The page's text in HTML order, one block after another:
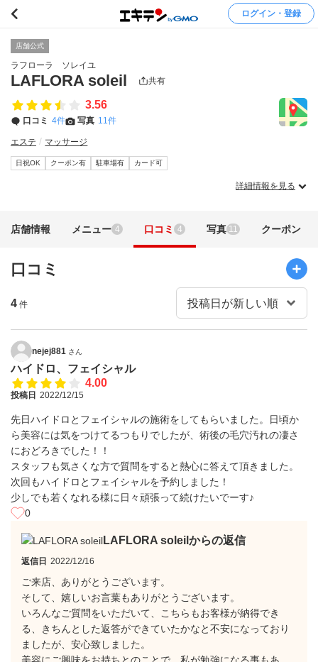
ログイン・登録
店舗公式
ラフローラ ソレイユ
LAFLORA soleil 共有
3.56
口コミ 4件 写真 11件
エステ マッサージ
日祝OK クーポン有 駐車場有 カード可
詳細情報を見る
店舗情報 メニュー 4 口コミ 4 写真 11 クーポン
口コミ
4 件
nejej881 さん
ハイドロ、フェイシャル
4.00
投稿日 2022/12/15
先日ハイドロとフェイシャルの施術をしてもらいました。日頃か
ら美容には気をつけてるつもりでしたが、術後の毛穴汚れの凄さ
におどろきでした！！
スタッフも気さくな方で質問をすると熱心に答えて頂きました。
次回もハイドロとフェイシャルを予約しました！
少しでも若くなれる様に日々頑張って続けたいでーす♪
0
LAFLORA soleilからの返信
返信日 2022/12/16
ご来店、ありがとうございます。
そして、嬉しいお言葉もありがとうございます。
いろんなご質問をいただいて、こちらもお客様が納得でき
る、きちんとした返答ができていたかなと不安になっており
ましたが、安心致しました。